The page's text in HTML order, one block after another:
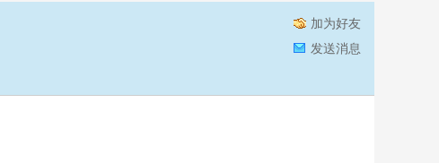
加为好友
发送消息